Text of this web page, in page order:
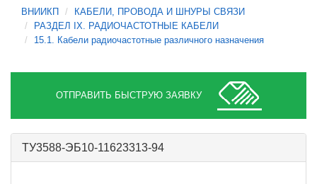
ВНИИКП
КАБЕЛИ, ПРОВОДА И ШНУРЫ СВЯЗИ
РАЗДЕЛ IX. РАДИОЧАСТОТНЫЕ КАБЕЛИ
15.1. Кабели радиочастотные различного назначения
ОТПРАВИТЬ БЫСТРУЮ ЗАЯВКУ
ТУ3588-ЭБ10-11623313-94